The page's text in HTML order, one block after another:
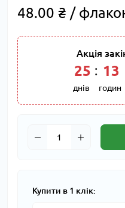
48.00 ₴ /
Акція
25
днів
: 13
годин
Купити в 1 клік: